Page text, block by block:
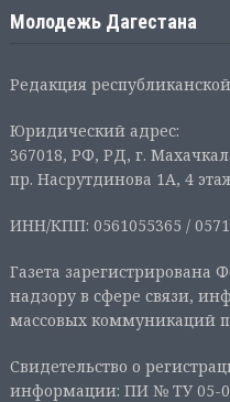
Молодежь Дагестана
Редакция
Юридический адрес:
367018, РФ, РД, г.
пр. Насрутдинова 1А, 4
ИНН/КПП: 0561055365 /
Газета зарегистрирована
надзору в сфере связи,
массовых коммуникаций
Свидетельство о
информации: ПИ № ТУ 05-